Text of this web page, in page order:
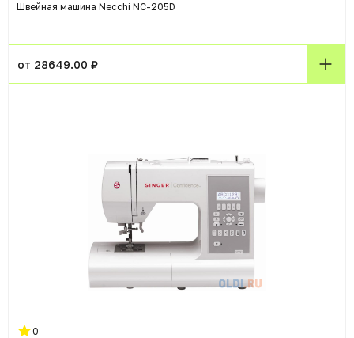
Швейная машина Necchi NC-205D
от 28649.00 ₽
0